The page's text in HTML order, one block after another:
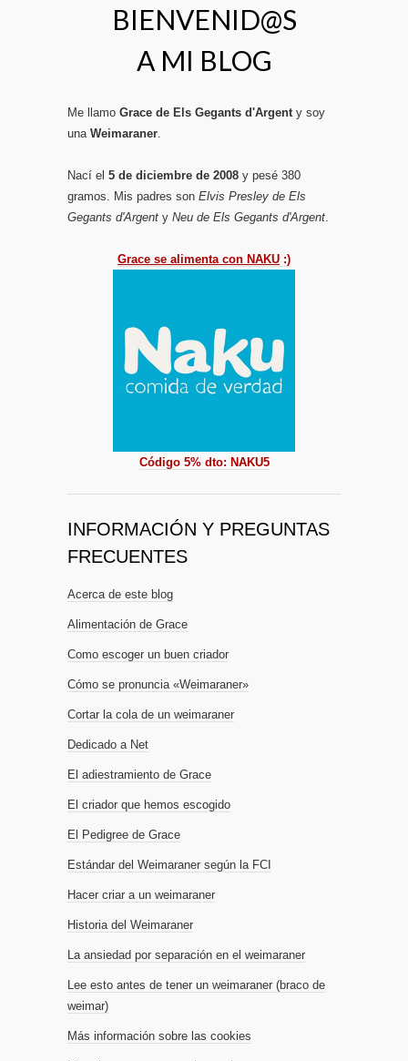
BIENVENID@S
A MI BLOG
Me llamo Grace de Els Gegants d'Argenty soy
una Weimaraner.
Nací el 5 de diciembre de 2008 y pesé 380
gramos. Mis padres son Elvis Presley de Els
Gegants d'Argent y Neu de Els Gegants d'Argent.
Grace se alimenta con NAKU :)
Código 5% dto: NAKU5
INFORMACIÓN Y PREGUNTAS
FRECUENTES
Acerca de este blog
Alimentación de Grace
Como escoger un buen criador
Cómo se pronuncia «Weimaraner»
Cortar la cola de un weimaraner
Dedicado a Net
El adiestramiento de Grace
El criador que hemos escogido
El Pedigree de Grace
Estándar del Weimaraner según la FCI
Hacer criar a un weimaraner
Historia del Weimaraner
La ansiedad por separación en el weimaraner
Lee esto antes de tener un weimaraner (braco de
weimar)
Más información sobre las cookies